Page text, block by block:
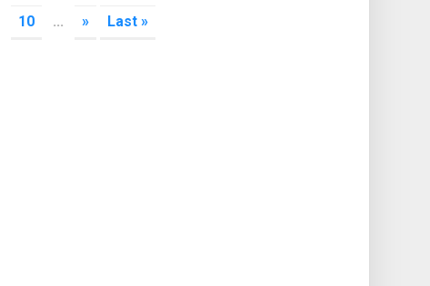
10 ... » Last »